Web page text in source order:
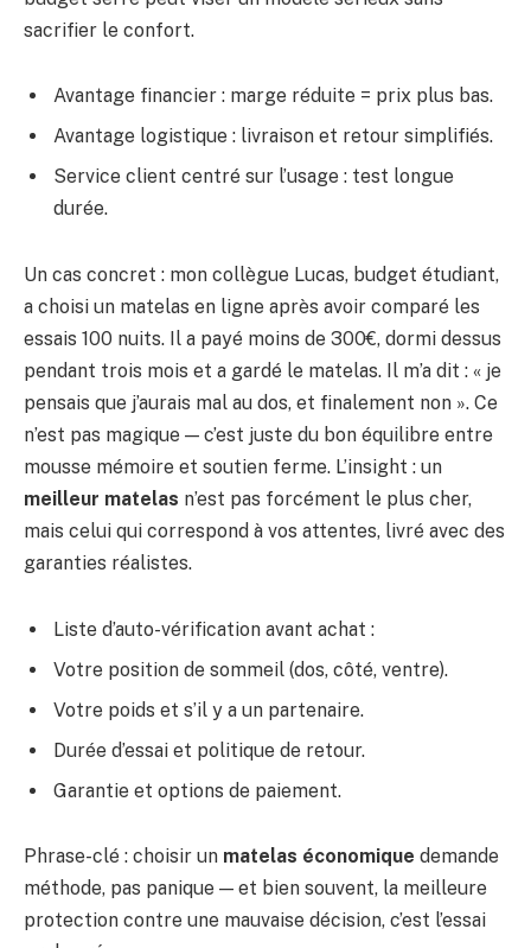
sacrifier le confort.
Avantage financier : marge réduite = prix plus bas.
Avantage logistique : livraison et retour simplifiés.
Service client centré sur l’usage : test longue
durée.
Un cas concret : mon collègue Lucas, budget étudiant,
a choisi un matelas en ligne après avoir comparé les
essais 100 nuits. Il a payé moins de 300€, dormi dessus
pendant trois mois et a gardé le matelas. Il m’a dit : « je
pensais que j’aurais mal au dos, et finalement non ». Ce
n’est pas magique — c’est juste du bon équilibre entre
mousse mémoire et soutien ferme. L’insight : un
meilleur matelas n’est pas forcément le plus cher,
mais celui qui correspond à vos attentes, livré avec des
garanties réalistes.
Liste d’auto-vérification avant achat :
Votre position de sommeil (dos, côté, ventre).
Votre poids et s’il y a un partenaire.
Durée d’essai et politique de retour.
Garantie et options de paiement.
Phrase-clé : choisir un matelas économique demande
méthode, pas panique — et bien souvent, la meilleure
protection contre une mauvaise décision, c’est l’essai